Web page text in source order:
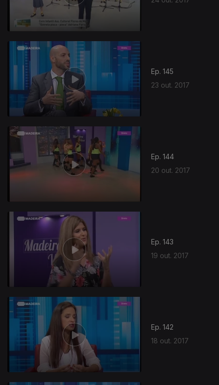
Ep. 145
23 out. 2017
Ep. 144
20 out. 2017
311814
Ep. 143
19 out. 2017
Ep. 142
18 out. 2017